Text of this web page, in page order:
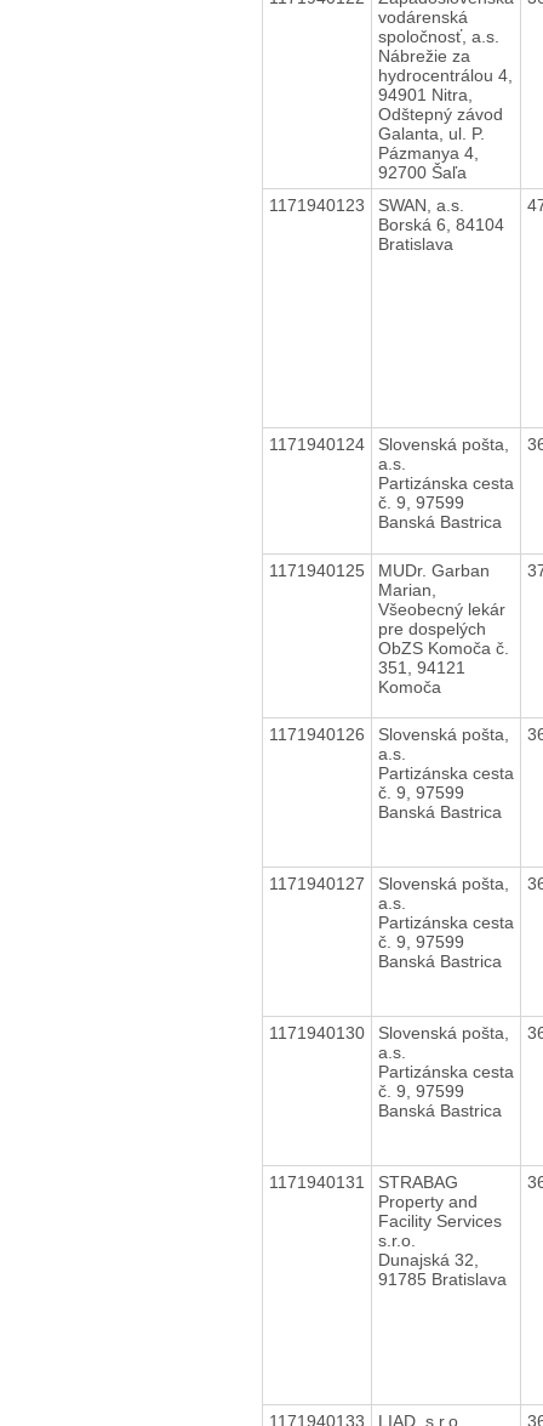
vodárenská
spoločnosť, a.s.
Nábrežie za
hydrocentrálou 4,
94901 Nitra,
Odštepný závod
Galanta, ul. P.
Pázmanya 4,
92700 Šaľa
1171940123
SWAN, a.s.
Borská 6, 84104
Bratislava
1171940124
Slovenská pošta,
a.s.
Partizánska cesta
č. 9, 97599
Banská Bastrica
1171940125
MUDr. Garban
Marian,
Všeobecný lekár
pre dospelých
ObZS Komoča č.
351, 94121
Komoča
1171940126
Slovenská pošta,
a.s.
Partizánska cesta
č. 9, 97599
Banská Bastrica
1171940127
Slovenská pošta,
a.s.
Partizánska cesta
č. 9, 97599
Banská Bastrica
1171940130
Slovenská pošta,
a.s.
Partizánska cesta
č. 9, 97599
Banská Bastrica
1171940131
STRABAG
Property and
Facility Services
s.r.o.
Dunajská 32,
91785 Bratislava
1171940133
LIAD, s.r.o.